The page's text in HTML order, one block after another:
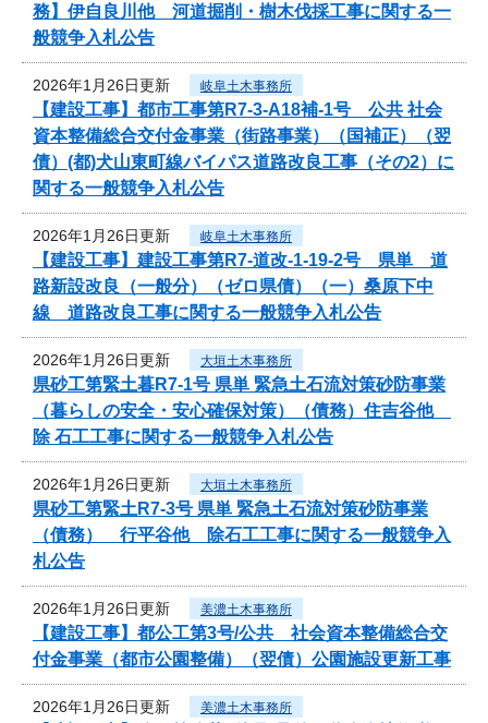
務】伊自良川他 河道掘削・樹木伐採工事に関する一
般競争入札公告
2026年1月26日更新 岐阜土木事務所
【建設工事】都市工事第R7-3-A18補-1号 公共 社会
資本整備総合交付金事業（街路事業）（国補正）（翌
債）(都)犬山東町線バイパス道路改良工事（その2）に
関する一般競争入札公告
2026年1月26日更新 岐阜土木事務所
【建設工事】建設工事第R7-道改-1-19-2号 県単 道
路新設改良（一般分）（ゼロ県債）（一）桑原下中
線 道路改良工事に関する一般競争入札公告
2026年1月26日更新 大垣土木事務所
県砂工第緊土暮R7-1号 県単 緊急土石流対策砂防事業
（暮らしの安全・安心確保対策）（債務）住吉谷他
除 石工工事に関する一般競争入札公告
2026年1月26日更新 大垣土木事務所
県砂工第緊土R7-3号 県単 緊急土石流対策砂防事業
（債務） 行平谷他 除石工工事に関する一般競争入
札公告
2026年1月26日更新 美濃土木事務所
【建設工事】都公工第3号/公共 社会資本整備総合交
付金事業（都市公園整備）（翌債）公園施設更新工事
2026年1月26日更新 美濃土木事務所